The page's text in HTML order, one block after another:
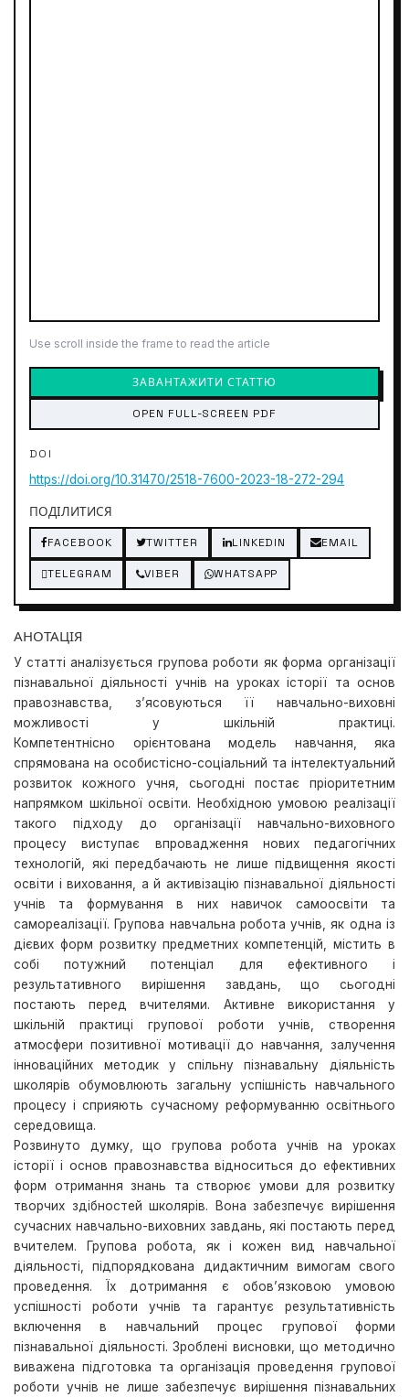
Use scroll inside the frame to read the article
ЗАВАНТАЖИТИ СТАТТЮ
OPEN FULL-SCREEN PDF
DOI
https://doi.org/10.31470/2518-7600-2023-18-272-294
ПОДІЛИТИСЯ
FACEBOOK TWITTER LINKEDIN EMAIL
TELEGRAM VIBER WHATSAPP
АНОТАЦІЯ
У статті аналізується групова роботи як форма організації
пізнавальної діяльності учнів на уроках історії та основ
правознавства, з’ясовуються її навчально-виховні
можливості у шкільній практиці.
Компетентнісно орієнтована модель навчання, яка
спрямована на особистісно-соціальний та інтелектуальний
розвиток кожного учня, сьогодні постає пріоритетним
напрямком шкільної освіти. Необхідною умовою реалізації
такого підходу до організації навчально-виховного
процесу виступає впровадження нових педагогічних
технологій, які передбачають не лише підвищення якості
освіти і виховання, а й активізацію пізнавальної діяльності
учнів та формування в них навичок самоосвіти та
самореалізації. Групова навчальна робота учнів, як одна із
дієвих форм розвитку предметних компетенцій, містить в
собі потужний потенціал для ефективного і
результативного вирішення завдань, що сьогодні
постають перед вчителями. Активне використання у
шкільній практиці групової роботи учнів, створення
атмосфери позитивної мотивації до навчання, залучення
інноваційних методик у спільну пізнавальну діяльність
школярів обумовлюють загальну успішність навчального
процесу і сприяють сучасному реформуванню освітнього
середовища.
Розвинуто думку, що групова робота учнів на уроках
історії і основ правознавства відноситься до ефективних
форм отримання знань та створює умови для розвитку
творчих здібностей школярів. Вона забезпечує вирішення
сучасних навчально-виховних завдань, які постають перед
вчителем. Групова робота, як і кожен вид навчальної
діяльності, підпорядкована дидактичним вимогам свого
проведення. Їх дотримання є обов’язковою умовою
успішності роботи учнів та гарантує результативність
включення в навчальний процес групової форми
пізнавальної діяльності. Зроблені висновки, що методично
виважена підготовка та організація проведення групової
роботи учнів не лише забезпечує вирішення пізнавальних